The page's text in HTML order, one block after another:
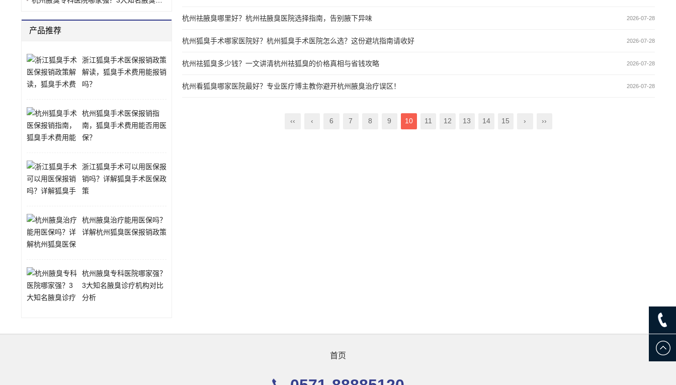
产品推荐
浙江狐臭手术医保报销政策
解读，狐臭手术费用能报销
吗？
杭州狐臭手术医保报销指
南，狐臭手术费用能否用医
保？
浙江狐臭手术可以用医保报
销吗？详解狐臭手术医保政
策
杭州腋臭治疗能用医保吗？
详解杭州狐臭医保报销政策
杭州腋臭专科医院哪家强？
3大知名腋臭诊疗机构对比
分析
2026-07-28
杭州祛腋臭哪里好？杭州祛腋臭医院选择指南，告别腋下异味
2026-07-28
杭州狐臭手术哪家医院好？杭州狐臭手术医院怎么选？这份避坑指南请收好
2026-07-28
杭州祛狐臭多少钱？一文讲清杭州祛狐臭的价格真相与省钱攻略
2026-07-28
杭州看狐臭哪家医院最好？专业医疗博主教你避开杭州腋臭治疗误区！
‹‹ ‹ 6 7 8 9 10 11 12 13 14 15 › ››
首页